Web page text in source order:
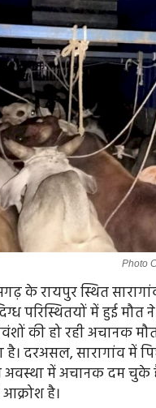
Photo
के रायपुर स्थित
परिस्थितयों में हुई मौत
की हो रही अचानक
है। दरअसल, सारागांव में
में अचानक दम चुके
आक्रोश है।